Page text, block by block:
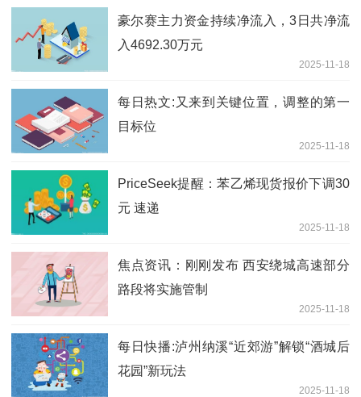
豪尔赛主力资金持续净流入，3日共净流
入4692.30万元
2025-11-18
每日热文:又来到关键位置，调整的第一
目标位
2025-11-18
PriceSeek提醒：苯乙烯现货报价下调30
元 速递
2025-11-18
焦点资讯：刚刚发布 西安绕城高速部分
路段将实施管制
2025-11-18
每日快播:泸州纳溪“近郊游”解锁“酒城后
花园”新玩法
2025-11-18